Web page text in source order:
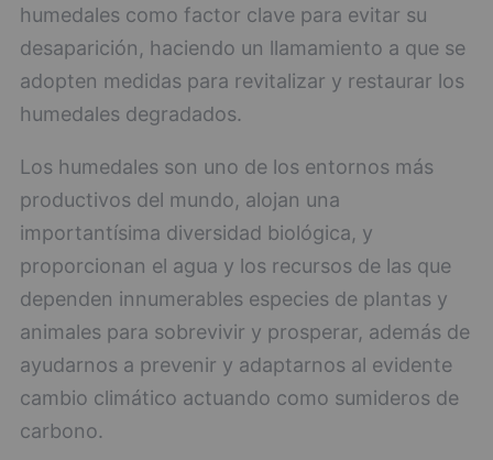
humedales como factor clave para evitar su
desaparición, haciendo un llamamiento a que se
adopten medidas para revitalizar y restaurar los
humedales degradados.
Los humedales son uno de los entornos más
productivos del mundo, alojan una
importantísima diversidad biológica, y
proporcionan el agua y los recursos de las que
dependen innumerables especies de plantas y
animales para sobrevivir y prosperar, además de
ayudarnos a prevenir y adaptarnos al evidente
cambio climático actuando como sumideros de
carbono.